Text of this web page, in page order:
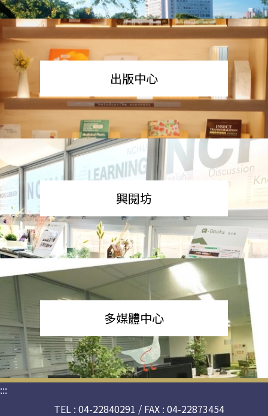
出版中心
興閱坊
多媒體中心
:::
TEL : 04-22840291 / FAX : 04-22873454